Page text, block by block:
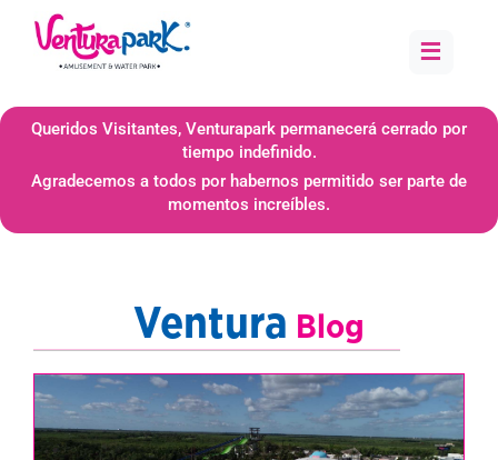
≡
Queridos Visitantes, Venturapark permanecerá cerrado por
tiempo indefinido.
Agradecemos a todos por habernos permitido ser parte de
momentos increíbles.
Ventura Blog